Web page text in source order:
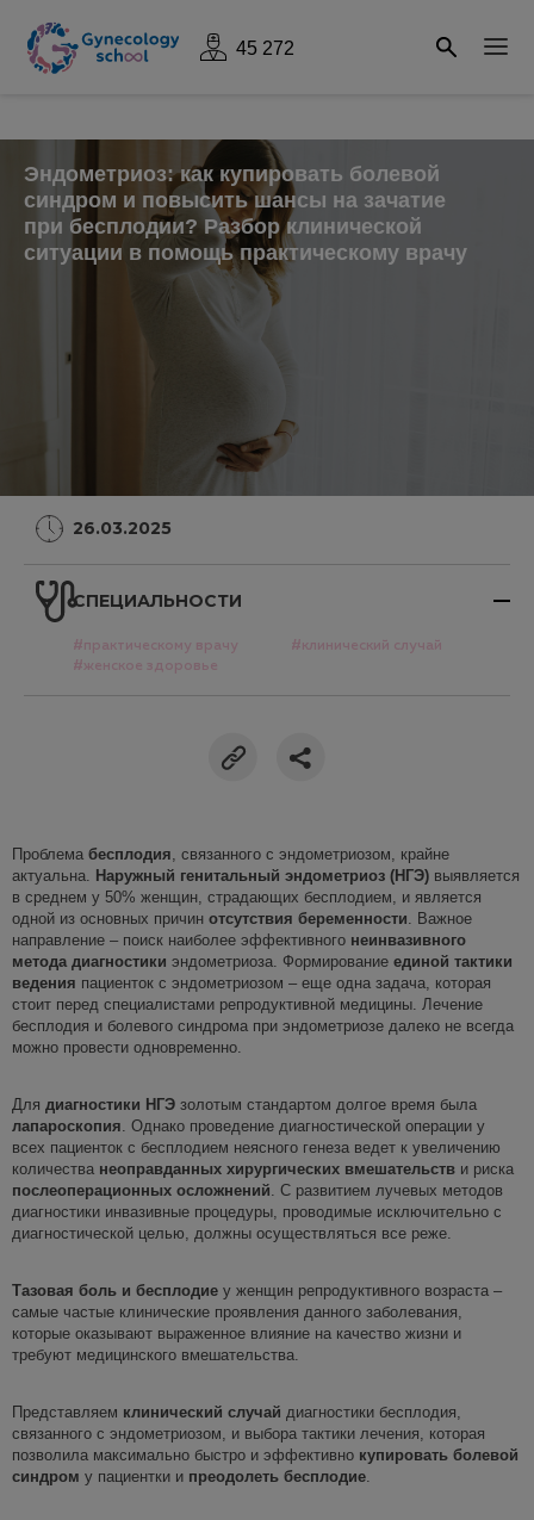
45 272
Эндометриоз: как купировать болевой
синдром и повысить шансы на зачатие
при бесплодии? Разбор клинической
ситуации в помощь практическому врачу
26.03.2025
СПЕЦИАЛЬНОСТИ
#практическому врачу
#клинический случай
#женское здоровье
Проблема бесплодия , связанного с эндометриозом, крайне
актуальна. Наружный генитальный эндометриоз (НГЭ) выявляется
в среднем у 50% женщин, страдающих бесплодием, и является
одной из основных причин отсутствия беременности . Важное
направление – поиск наиболее эффективного неинвазивного
метода диагностики эндометриоза. Формирование единой тактики
ведения пациенток с эндометриозом – еще одна задача, которая
стоит перед специалистами репродуктивной медицины. Лечение
бесплодия и болевого синдрома при эндометриозе далеко не всегда
можно провести одновременно.
Для диагностики НГЭ золотым стандартом долгое время была
лапароскопия . Однако проведение диагностической операции у
всех пациенток с бесплодием неясного генеза ведет к увеличению
количества неоправданных хирургических вмешательств и риска
послеоперационных осложнений . С развитием лучевых методов
диагностики инвазивные процедуры, проводимые исключительно с
диагностической целью, должны осуществляться все реже.
Тазовая боль и бесплодие у женщин репродуктивного возраста –
самые частые клинические проявления данного заболевания,
которые оказывают выраженное влияние на качество жизни и
требуют медицинского вмешательства.
Представляем клинический случай диагностики бесплодия,
связанного с эндометриозом, и выбора тактики лечения, которая
позволила максимально быстро и эффективно купировать болевой
синдром у пациентки и преодолеть бесплодие